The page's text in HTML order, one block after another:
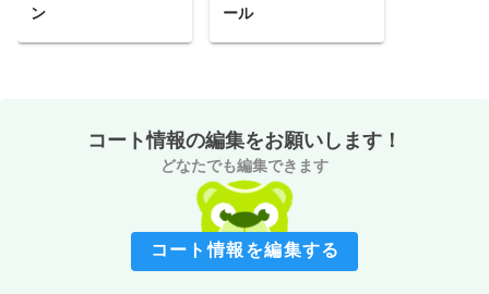
ン
ール
コート情報の編集をお願いします！
どなたでも編集できます
コート情報を編集する